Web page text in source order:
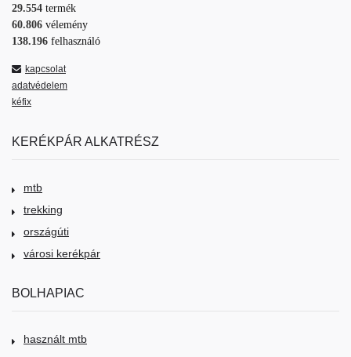
29.554 termék
60.806 vélemény
138.196 felhasználó
kapcsolat
adatvédelem
kéfix
KERÉKPÁR ALKATRÉSZ
mtb
trekking
országúti
városi kerékpár
BOLHAPIAC
használt mtb